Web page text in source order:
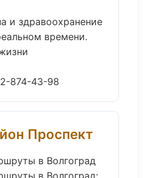
и здравоохранение
времени.
874-43-98
Проспект
в Волгоград
в Волгоград: